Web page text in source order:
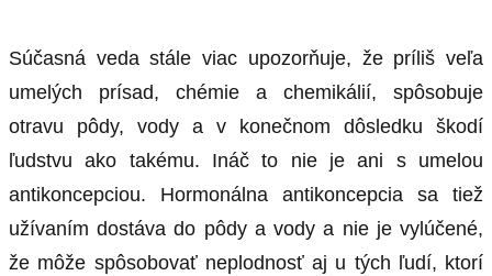
Súčasná veda stále viac upozorňuje, že príliš veľa
umelých prísad, chémie a chemikálií, spôsobuje
otravu pôdy, vody a v konečnom dôsledku škodí
ľudstvu ako takému. Ináč to nie je ani s umelou
antikoncepciou. Hormonálna antikoncepcia sa tiež
užívaním dostáva do pôdy a vody a nie je vylúčené,
že môže spôsobovať neplodnosť aj u tých ľudí, ktorí